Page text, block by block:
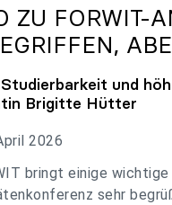
ZU FORWIT-
Studierbarkeit und
Brigitte Hütter
2026
bringt einige
sehr